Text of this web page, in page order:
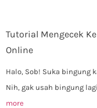
Tutorial Mengecek
Online
Halo, Sob! Suka bingung
Nih, gak usah bingung
more